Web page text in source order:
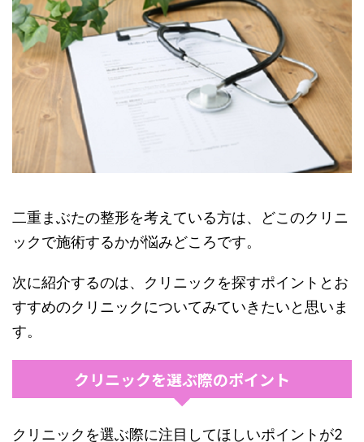
二重まぶたの整形を考えている方は、どこのクリニ
ックで施術するかが悩みどころです。
次に紹介するのは、クリニックを探すポイントとお
すすめのクリニックについてみていきたいと思いま
す。
クリニックを選ぶ際のポイント
クリニックを選ぶ際に注目してほしいポイントが2